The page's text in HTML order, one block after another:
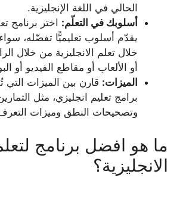
الحالي في اللغة الإنجليزية.
أسلوبك في التعلّم: اختر برنامج
يقدّم أسلوب تعليميًّا تفضّله،
خلال تعلم الانجليزية من خلال
أو الألعاب أو مقاطع الفيديو أو
الميزات: قارن بين الميزات التي
برامج تعليم انجليزي، مثل
وتصحيحات النطق وميزات
ما هو افضل برنامج
الانجليزية؟